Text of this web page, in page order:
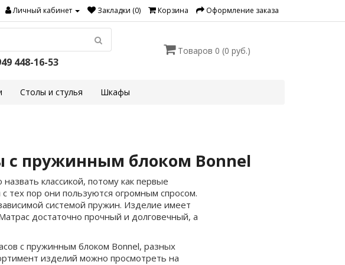
Личный кабинет Закладки (0) Корзина Оформление заказа
448-16-53
Товаров 0 (0 руб.)
Столы и стулья Шкафы
с пружинным блоком Bonnel
классикой, потому как первые
тех пор они пользуются огромным спросом.
системой пружин. Изделие имеет
достаточно прочный и долговечный, а
с пружинным блоком Bonnel, разных
изделий можно просмотреть на